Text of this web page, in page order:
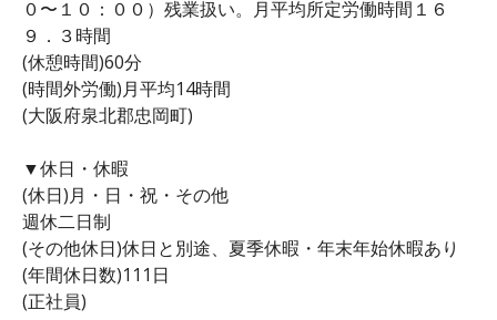
０〜１０：００）残業扱い。月平均所定労働時間１６
９．３時間
(休憩時間)60分
(時間外労働)月平均14時間
(大阪府泉北郡忠岡町)
▼休日・休暇
(休日)月・日・祝・その他
週休二日制
(その他休日)休日と別途、夏季休暇・年末年始休暇あり
(年間休日数)111日
(正社員)